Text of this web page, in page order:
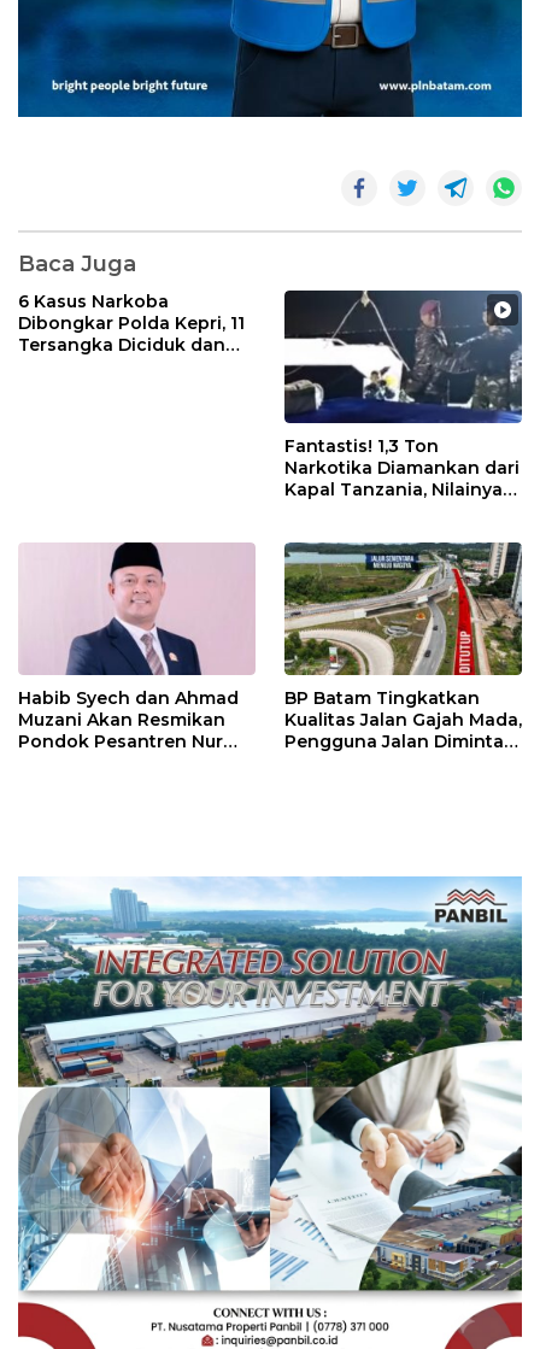
Baca Juga
6 Kasus Narkoba
Dibongkar Polda Kepri, 11
Tersangka Diciduk dan
Fantastis! 1,3 Ton
Narkotika Diamankan dari
Kapal Tanzania, Nilainya
Habib Syech dan Ahmad
Muzani Akan Resmikan
Pondok Pesantren Nur
BP Batam Tingkatkan
Kualitas Jalan Gajah Mada,
Pengguna Jalan Diminta